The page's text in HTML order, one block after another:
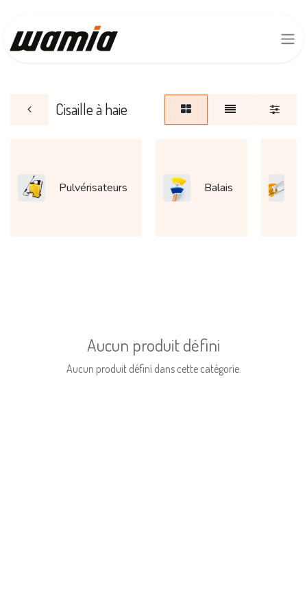
Cisaille à haie
Pulvérisateurs Balais
Aucun produit défini
Aucun produit défini dans cette catégorie.